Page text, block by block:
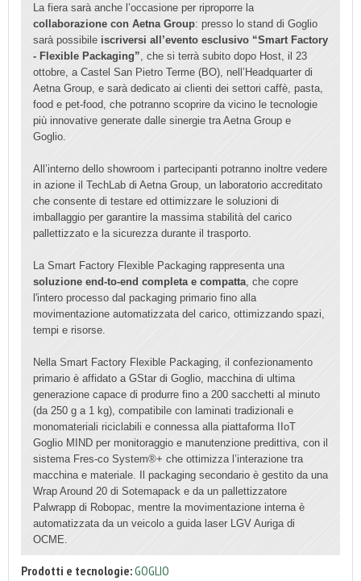
La fiera sarà anche l’occasione per riproporre la
collaborazione con Aetna Group: presso lo stand di Goglio
sarà possibile iscriversi all’evento esclusivo “Smart Factory
- Flexible Packaging” , che si terrà subito dopo Host, il 23
ottobre, a Castel San Pietro Terme (BO), nell’Headquarter di
Aetna Group, e sarà dedicato ai clienti dei settori caffè, pasta,
food e pet-food, che potranno scoprire da vicino le tecnologie
più innovative generate dalle sinergie tra Aetna Group e
Goglio.
All’interno dello showroom i partecipanti potranno inoltre vedere
in azione il TechLab di Aetna Group, un laboratorio accreditato
che consente di testare ed ottimizzare le soluzioni di
imballaggio per garantire la massima stabilità del carico
pallettizzato e la sicurezza durante il trasporto.
La Smart Factory Flexible Packaging rappresenta una
soluzione end-to-end completa e compatta , che copre
l'intero processo dal packaging primario fino alla
movimentazione automatizzata del carico, ottimizzando spazi,
tempi e risorse.
Nella Smart Factory Flexible Packaging, il confezionamento
primario è affidato a GStar di Goglio, macchina di ultima
generazione capace di produrre fino a 200 sacchetti al minuto
(da 250 g a 1 kg), compatibile con laminati tradizionali e
monomateriali riciclabili e connessa alla piattaforma IIoT
Goglio MIND per monitoraggio e manutenzione predittiva, con il
sistema Fres-co System®+ che ottimizza l’interazione tra
macchina e materiale. Il packaging secondario è gestito da una
Wrap Around 20 di Sotemapack e da un pallettizzatore
Palwrapp di Robopac, mentre la movimentazione interna è
automatizzata da un veicolo a guida laser LGV Auriga di
OCME.
Prodotti e tecnologie:GOGLIO